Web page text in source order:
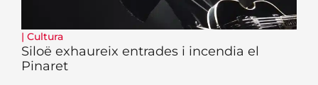
| Cultura
Siloë exhaureix entrades i incendia el
Pinaret